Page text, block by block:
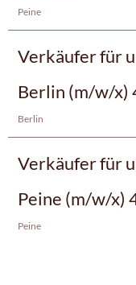
Peine
Verkäufer für
Berlin (m/w/x)
Berlin
Verkäufer für
Peine (m/w/x)
Peine